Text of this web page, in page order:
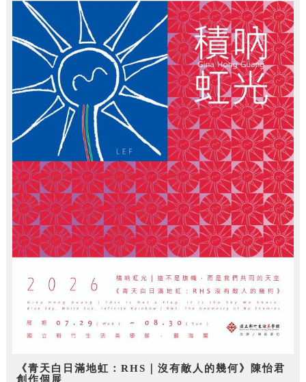
《青天白日滿地虹：RHS｜沒有敵人的幾何》陳怡君
創作個展